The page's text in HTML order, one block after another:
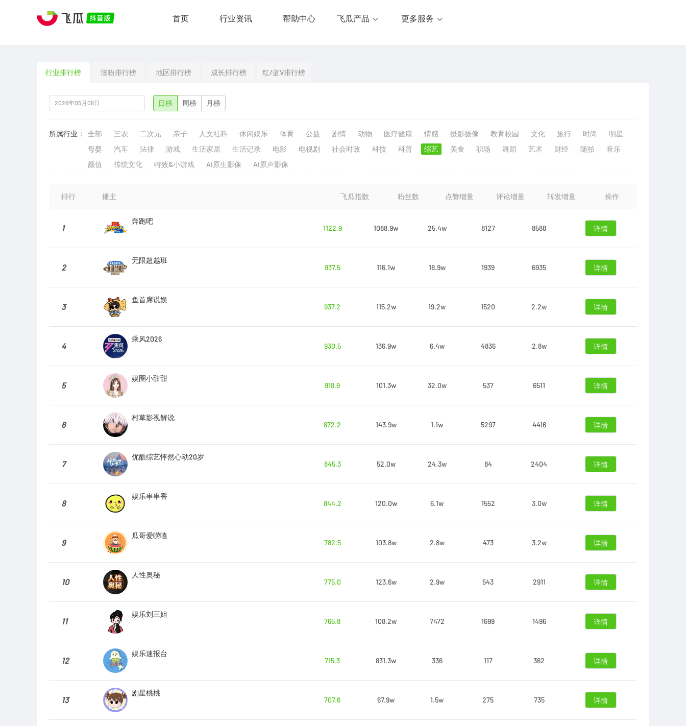
首页 行业资讯 帮助中心 飞瓜产品 更多服务
行业排行榜 涨粉排行榜 地区排行榜 成长排行榜 红/蓝V排行榜
日榜 周榜 月榜
所属行业： 全部 三农 二次元 亲子 人文社科 休闲娱乐 体育 公益 剧情 动物 医疗健康 情感 摄影摄像 教育校园 文化 旅行 时尚
明星
母婴
汽车 法律 游戏 生活家居 生活记录 电影 电视剧 社会时政 科技 科普 综艺 美食 职场 舞蹈 艺术 财经 随拍
音乐
颜值
传统文化 特效&小游戏 AI原生影像 AI原声影像
排行 播主 飞瓜指数 粉丝数 点赞增量 评论增量 转发增量 操作
1
奔跑吧
1122.9
1088.9w 25.4w 8127 8588 详情
2
无限超越班
937.5
116.1w 18.9w 1939 6935 详情
3
鱼首席说娱
937.2
115.2w 19.2w 1520 2.2w 详情
4
乘风2026
930.5
136.9w 6.4w 4836 2.8w 详情
5
娱圈小甜甜
918.9
101.3w 32.0w 537 6511 详情
6
村草影视解说
872.2
143.9w 1.1w 5297 4416 详情
7
优酷综艺怦然心动20岁
845.3
52.0w 24.3w 84 2404 详情
8
娱乐串串香
844.2
120.0w 6.1w 1552 3.0w 详情
9
瓜哥爱唠嗑
782.5
103.8w 2.8w 473 3.2w 详情
10
人性奥秘
775.0
123.6w 2.9w 543 2911 详情
11
娱乐刘三姐
765.8
108.2w 7472 1699 1496 详情
12
娱乐速报台
715.3
831.3w 336 117 362 详情
13
剧星桃桃
707.6
67.9w 1.5w 275 735 详情